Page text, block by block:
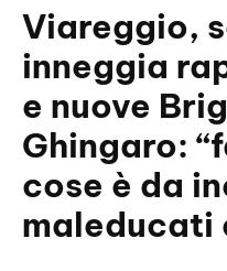
Viareggio,
inneggia
e nuove
Ghingaro:
cose è da
maleducati